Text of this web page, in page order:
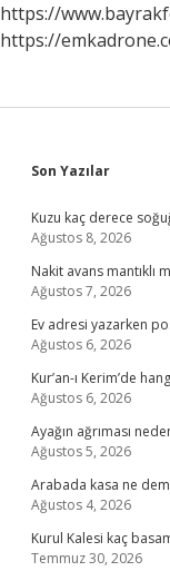
https://
https://
Sidebar
Son Yazılar
Kuzu kaç derece
Ağustos 8, 2026
Nakit avans mantıklı
Ağustos 7, 2026
Ev adresi yazarken
Ağustos 6, 2026
Kur’an-ı Kerim’de
Ağustos 6, 2026
Ayağın ağrıması
Ağustos 5, 2026
Arabada kasa ne
Ağustos 4, 2026
Kurul Kalesi kaç
Temmuz 30, 2026